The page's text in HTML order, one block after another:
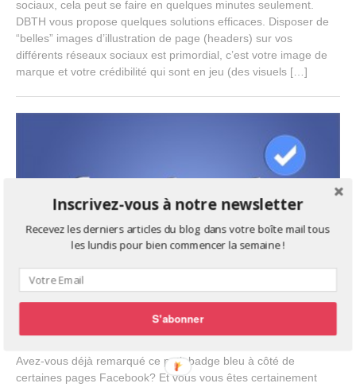
e
m
b
2
sociaux, cela peut se faire en quelques minutes seulement.
DBTH vous propose quelques solutions efficaces. Disposer de
“belles” images d’illustration de page (headers) sur vos
différents réseaux sociaux est primordial, c’est votre image de
marque et votre crédibilité qui sont en jeu (des visuels […]
Comment faire vérifier votre page Facebook?
Social Media
o
e
m
Varengo
Avez-vous déjà remarqué ce petit badge bleu à côté de
certaines pages Facebook? Et vous vous êtes certainement
Inscrivez-vous à notre newsletter
Recevez les derniers articles du blog dans votre boîte mail tous
les lundis pour bien commencer la semaine !
S'abonner